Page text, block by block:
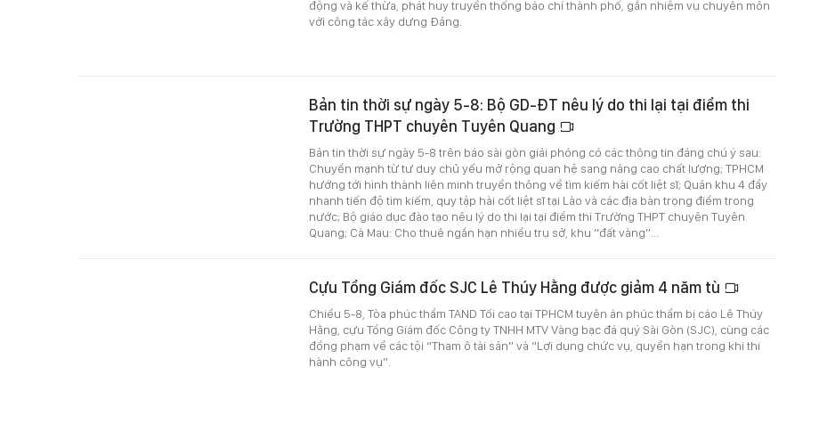
động và kế thừa, phát huy truyền thống báo chí thành phố, gắn nhiệm vụ chuyên môn
với công tác xây dựng Đảng.
Bản tin thời sự ngày 5-8: Bộ GD-ĐT nêu lý do thi lại tại điểm thi
Trường THPT chuyên Tuyên Quang
Bản tin thời sự ngày 5-8 trên báo sài gòn giải phóng có các thông tin đáng chú ý sau:
Chuyển mạnh từ tư duy chủ yếu mở rộng quan hệ sang nâng cao chất lượng; TPHCM
hướng tới hình thành liên minh truyền thông về tìm kiếm hài cốt liệt sĩ; Quân khu 4 đẩy
nhanh tiến độ tìm kiếm, quy tập hài cốt liệt sĩ tại Lào và các địa bàn trọng điểm trong
nước; Bộ giáo dục đào tạo nêu lý do thi lại tại điểm thi Trường THPT chuyên Tuyên
Quang; Cà Mau: Cho thuê ngắn hạn nhiều trụ sở, khu “đất vàng”...
Cựu Tổng Giám đốc SJC Lê Thúy Hằng được giảm 4 năm tù
Chiều 5-8, Tòa phúc thẩm TAND Tối cao tại TPHCM tuyên án phúc thẩm bị cáo Lê Thúy
Hằng, cựu Tổng Giám đốc Công ty TNHH MTV Vàng bạc đá quý Sài Gòn (SJC), cùng các
đồng phạm về các tội “Tham ô tài sản” và “Lợi dụng chức vụ, quyền hạn trong khi thi
hành công vụ”.